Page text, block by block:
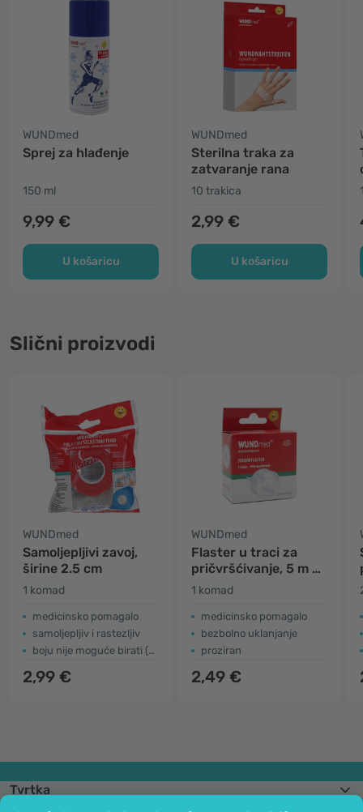
WUNDmed
Sprej za hlađenje
150 ml
9,99 €
U košaricu
WUNDmed
Sterilna traka za
zatvaranje rana
10 trakica
2,99 €
U košaricu
Slični proizvodi
WUNDmed
Samoljepljivi zavoj,
širine 2.5 cm
1 komad
medicinsko pomagalo
samoljepljiv i rastezljiv
boju nije moguće birati (boja na fotografiji je simbolična)
2,99 €
WUNDmed
Flaster u traci za
pričvršćivanje, 5 m x
2.5 cm
1 komad
medicinsko pomagalo
bezbolno uklanjanje
proziran
2,49 €
Tvrtka
Informacije